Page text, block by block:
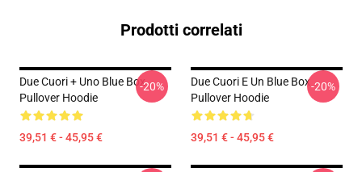
Prodotti correlati
Due Cuori + Uno Blue Box
Pullover Hoodie
39,51 € - 45,95 €
-20%
Due Cuori E Un Blue Box
Pullover Hoodie
39,51 € - 45,95 €
-20%